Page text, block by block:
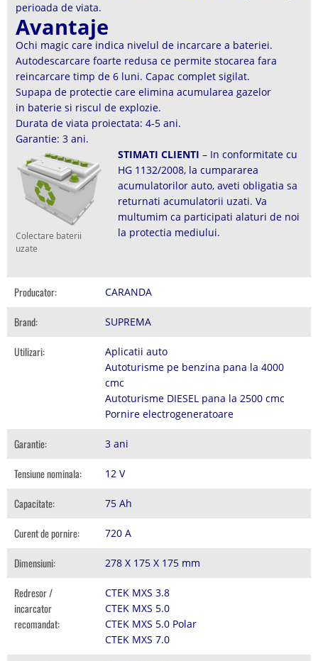
perioada de viata.
Avantaje
Ochi magic care indica nivelul de incarcare a bateriei.
Autodescarcare foarte redusa ce permite stocarea fara
reincarcare timp de 6 luni. Capac complet sigilat.
Supapa de protectie care elimina acumularea gazelor
in baterie si riscul de explozie.
Durata de viata proiectata: 4-5 ani.
Garantie: 3 ani.
Colectare baterii
uzate
STIMATI CLIENTI – In conformitate cu
HG 1132/2008, la cumpararea
acumulatorilor auto, aveti obligatia sa
returnati acumulatorii uzati. Va
multumim ca participati alaturi de noi
la protectia mediului.
Producator: CARANDA
Brand: SUPREMA
Utilizari:
Aplicatii auto
Autoturisme pe benzina pana la 4000
cmc
Autoturisme DIESEL pana la 2500 cmc
Pornire electrogeneratoare
Garantie: 3 ani
Tensiune nominala: 12 V
Capacitate: 75 Ah
Curent de pornire: 720 A
Dimensiuni: 278 X 175 X 175 mm
Redresor /
incarcator
recomandat:
CTEK MXS 3.8
CTEK MXS 5.0
CTEK MXS 5.0 Polar
CTEK MXS 7.0